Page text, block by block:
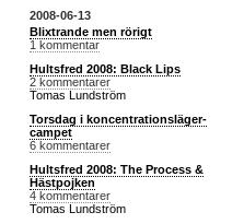
2008-06-13
Blixtrande men rörigt
1 kommentar
Hultsfred 2008: Black Lips
2 kommentarer
Tomas Lundström
Torsdag i koncentrationsläger-
campet
6 kommentarer
Hultsfred 2008: The Process &
Hästpojken
4 kommentarer
Tomas Lundström